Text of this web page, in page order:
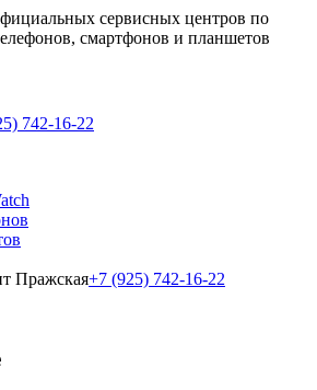
сервисных центров по
смартфонов и планшетов
742-16-22
Пражская+7 (925) 742-16-22